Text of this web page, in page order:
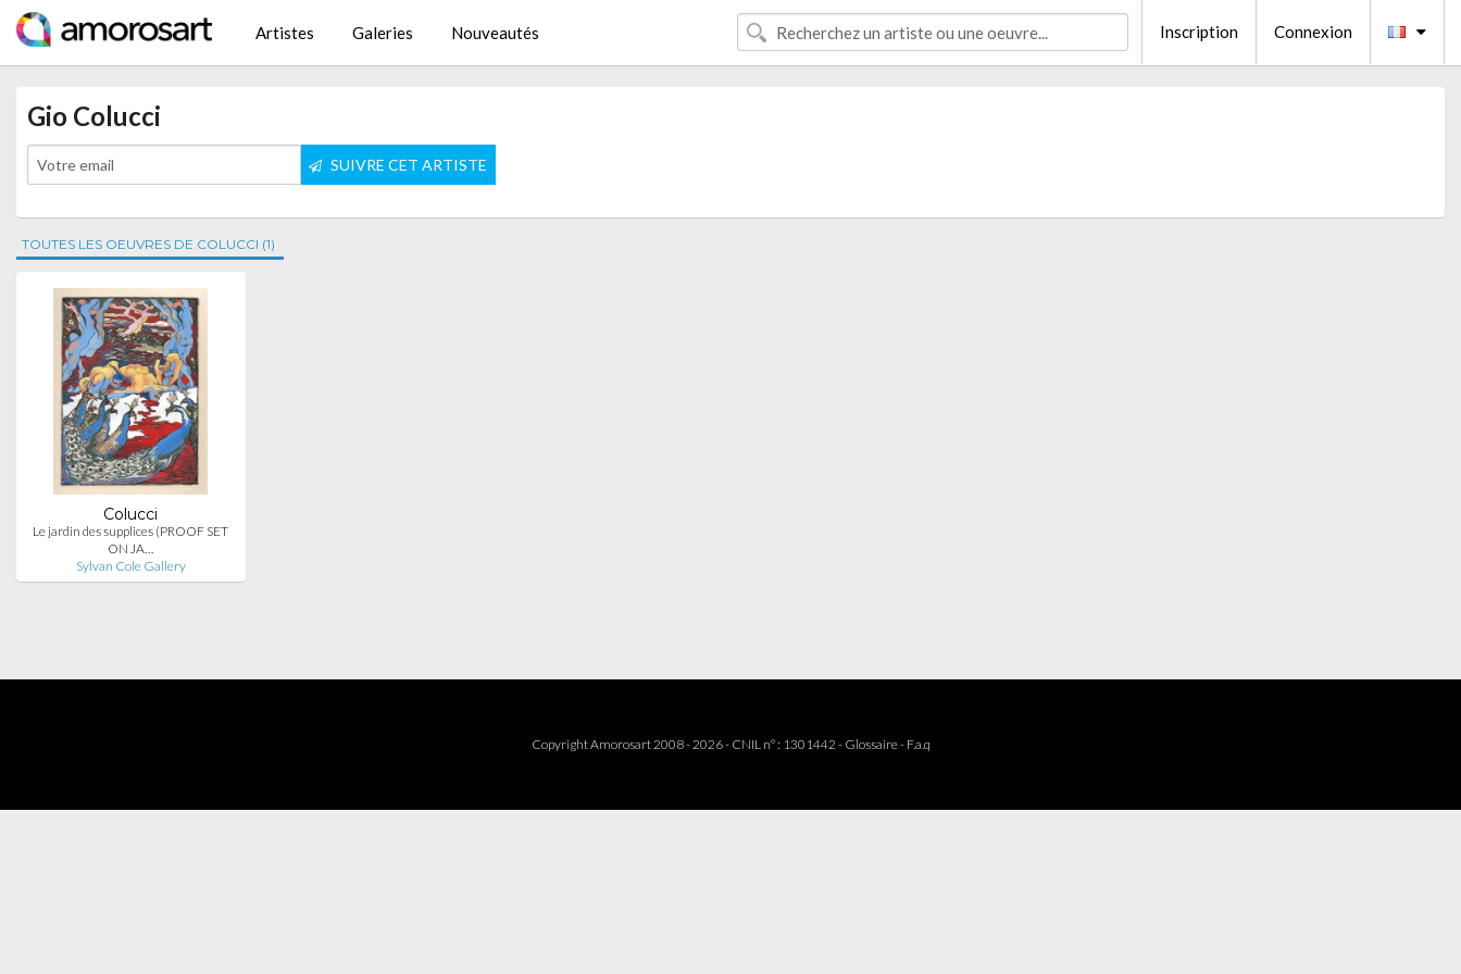
Artistes Galeries Nouveautés Inscription Connexion
Gio Colucci
SUIVRE CET ARTISTE
TOUTES LES OEUVRES DE COLUCCI (1)
Colucci
Le jardin des supplices (PROOF SET
ON JA…
Sylvan Cole Gallery
Copyright Amorosart 2008 - 2026 - CNIL n° : 1301442 - Glossaire- F.a.q